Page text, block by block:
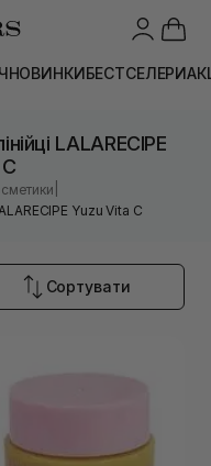
НОВИНКИБЕСТСЕЛЕРИ
LALARECIPE
Yuzu Vita C
Сортувати